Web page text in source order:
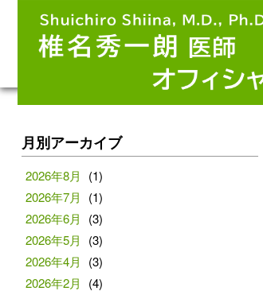
月別アーカイブ
2026年8月
(1)
2026年7月
(1)
2026年6月
(3)
2026年5月
(3)
2026年4月
(3)
2026年2月
(4)